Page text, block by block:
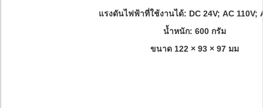
แรงดันไฟฟ้าที่ใช้งานได้: DC 24V; AC 110V;
น้ำหนัก: 600 กรัม
ขนาด 122 × 93 × 97 มม